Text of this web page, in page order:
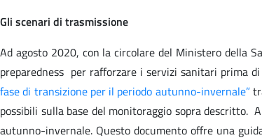
Gli scenari di trasmissione
Ad agosto 2020, con la circolare del Ministero della
preparedness per rafforzare i servizi sanitari prima
fase di transizione per il periodo autunno-invernale”
possibili sulla base del monitoraggio sopra descritto.
autunno-invernale. Questo documento offre una